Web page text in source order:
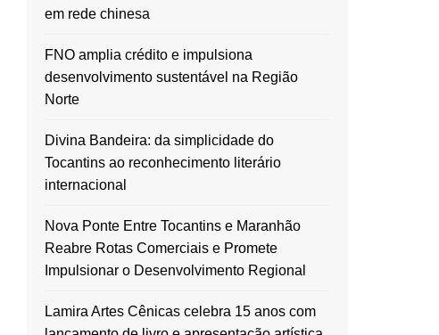
em rede chinesa
FNO amplia crédito e impulsiona
desenvolvimento sustentável na Região
Norte
Divina Bandeira: da simplicidade do
Tocantins ao reconhecimento literário
internacional
Nova Ponte Entre Tocantins e Maranhão
Reabre Rotas Comerciais e Promete
Impulsionar o Desenvolvimento Regional
Lamira Artes Cênicas celebra 15 anos com